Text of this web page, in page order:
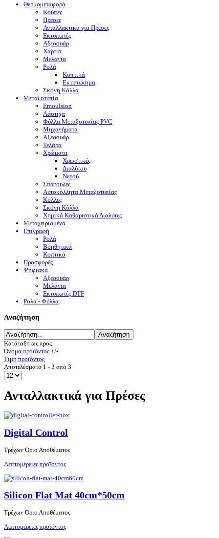
Θερμομεταφορά
Κούπες
Πρέσες
Ανταλλακτικά για Πρέσες
Εκτυπωτές
Αξεσουάρ
Χαρτιά
Μελάνια
Ρολά
Κοπτικά
Εκτυπώσιμα
Σκόνη Κόλλα
Μεταξοτυπία
Emoulsion
Λάστιχα
Φύλλα Μεταξοτυπίας PVC
Μηχανήματα
Αξεσουάρ
Τελάρα
Χρώματα
Χρωστικές
Διαλύτου
Νερού
Σπάτουλες
Αυτοκόλλητα Μεταξοτυπίας
Κόλλες
Σκόνη Κόλλα
Χημικά Καθαριστικά Διαλύτες
Μεταχειρισμένα
Επιγραφή
Ρολά
Βοηθητικά
Κοπτικά
Προσφορές
Ψηφιακά
Αξεσουάρ
Μελάνια
Eκτυπωτές DTF
Ρολά - Φύλλα
Αναζήτηση
Κατάταξη ως προς
Όνομα προϊόντος +/-
Τιμή προϊόντος
Αποτελέσματα 1 - 3 από 3
Ανταλλακτικά για Πρέσες
Digital Control
Τρέχων Όριο Αποθέματος
Λεπτομέρειες προϊόντος
Silicon Flat Mat 40cm*50cm
Τρέχων Όριο Αποθέματος
Λεπτομέρειες προϊόντος